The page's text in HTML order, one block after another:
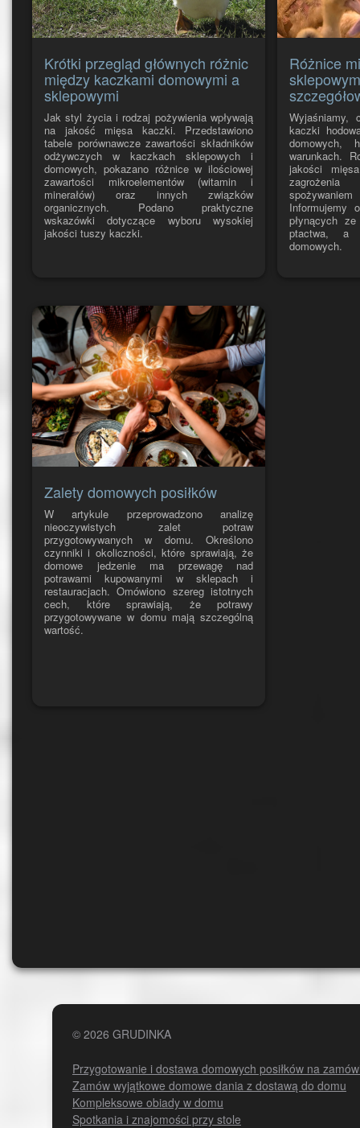
Krótki przegląd głównych różnic
między kaczkami domowymi a
sklepowymi
Jak styl życia i rodzaj pożywienia wpływają
na jakość mięsa kaczki. Przedstawiono
tabele porównawcze zawartości składników
odżywczych w kaczkach sklepowych i
domowych, pokazano różnice w ilościowej
zawartości mikroelementów (witamin i
minerałów) oraz innych związków
organicznych. Podano praktyczne
wskazówki dotyczące wyboru wysokiej
jakości tuszy kaczki.
Różnice
Wyjaśniamy,
kaczki
domowych,
warunkach.
jakości
Informujemy
płynących
ptactwa, a
domowych.
Zalety domowych posiłków
W artykule przeprowadzono analizę
nieoczywistych zalet potraw
przygotowywanych w domu. Określono
czynniki i okoliczności, które sprawiają, że
domowe jedzenie ma przewagę nad
potrawami kupowanymi w sklepach i
restauracjach. Omówiono szereg istotnych
cech, które sprawiają, że potrawy
przygotowywane w domu mają szczególną
wartość.
© 2026 GRUDINKA
Przygotowanie i dostawa domowych posiłków na
Zamów wyjątkowe domowe dania z dostawą do domu
Kompleksowe obiady w domu
Spotkania i znajomości przy stole